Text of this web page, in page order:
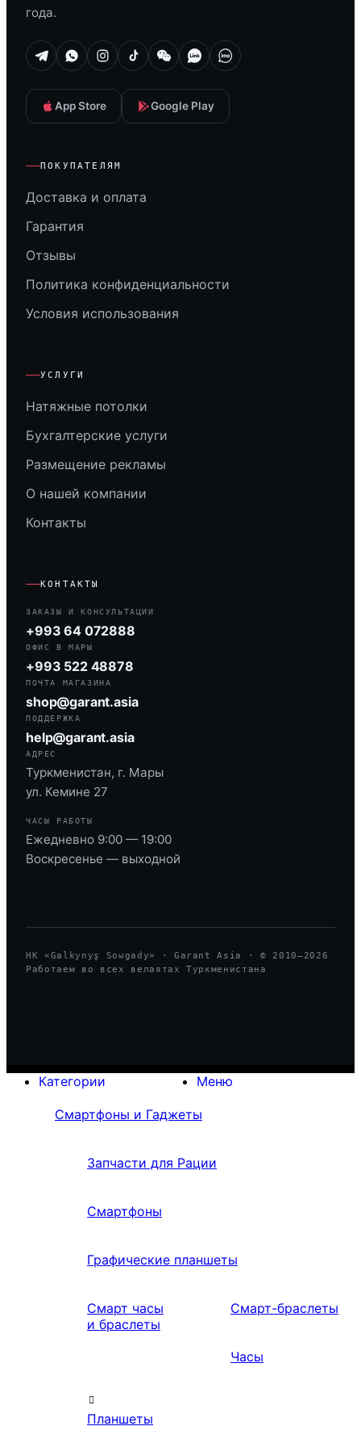
года.
App Store Google Play
ПОКУПАТЕЛЯМ
Доставка и оплата
Гарантия
Отзывы
Политика конфиденциальности
Условия использования
УСЛУГИ
Натяжные потолки
Бухгалтерские услуги
Размещение рекламы
О нашей компании
Контакты
КОНТАКТЫ
ЗАКАЗЫ И КОНСУЛЬТАЦИИ
+993 64 072888
ОФИС В МАРЫ
+993 522 48878
ПОЧТА МАГАЗИНА
shop@garant.asia
ПОДДЕРЖКА
help@garant.asia
АДРЕС
Туркменистан, г. Мары
ул. Кемине 27
ЧАСЫ РАБОТЫ
Ежедневно 9:00 — 19:00
Воскресенье — выходной
HK «Galkynyş Sowgady» · Garant Asia · © 2010—2026
Работаем во всех велаятах Туркменистана
Меню
Категории
Смартфоны и Гаджеты
Запчасти для Рации
Смартфоны
Графические планшеты
Смарт часы
и браслеты
Смарт-браслеты
Часы
Планшеты